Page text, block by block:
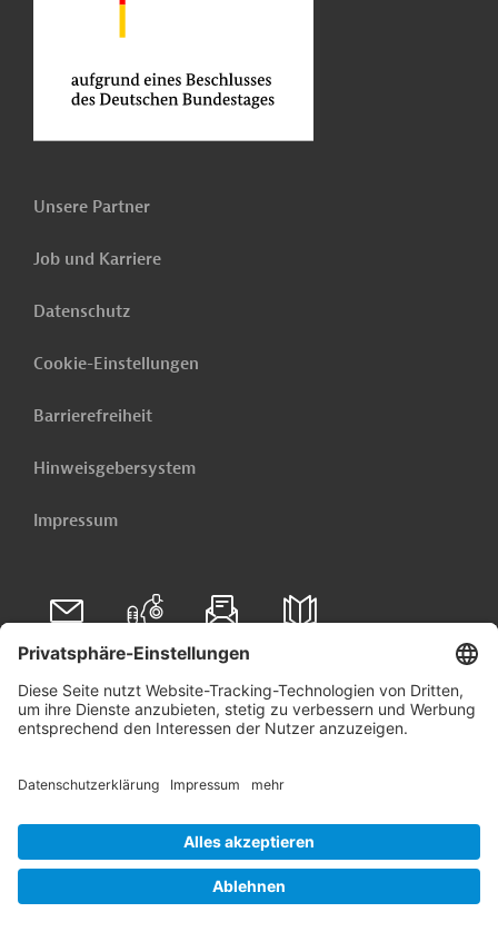
Unsere Partner
Job und Karriere
Datenschutz
Cookie-Einstellungen
Barrierefreiheit
Hinweisgebersystem
Impressum
Folgen Sie uns auf
Linkedin
© 2026 Germany Trade & Invest